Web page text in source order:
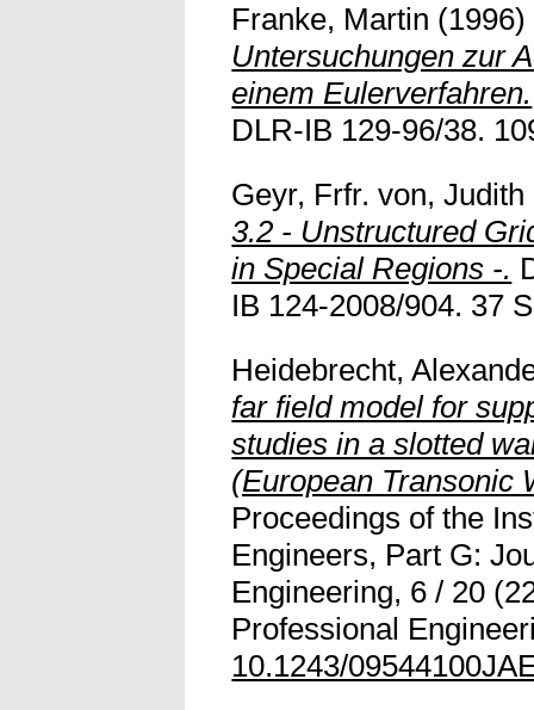
Franke, Martin (1996)
Untersuchungen zur
einem Eulerverfahren.
DLR-IB 129-96/38.
Geyr, Frfr. von, Judith
3.2 - Unstructured
in Special Regions -.
IB 124-2008/904. 37
Heidebrecht,
far field model for
studies in a slotted
(European Transonic
Proceedings of the
Engineers, Part G:
Engineering, 6 / 20
Professional
10.1243/